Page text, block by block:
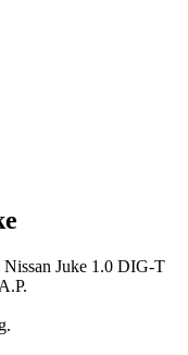
Nissan Juke 1.0 DIG-T